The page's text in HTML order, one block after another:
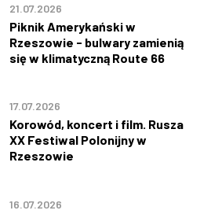
21.07.2026
Piknik Amerykański w
Rzeszowie - bulwary zamienią
się w klimatyczną Route 66
17.07.2026
Korowód, koncert i film. Rusza
XX Festiwal Polonijny w
Rzeszowie
16.07.2026